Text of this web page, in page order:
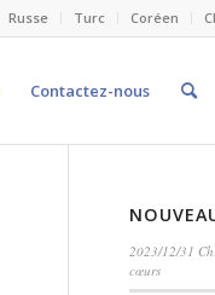
Russe Turc Coréen
Contactez-nous
2023/12/31
cœurs